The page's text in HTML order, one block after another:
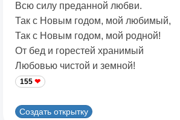
Всю силу преданной любви.
Так с Новым годом, мой любимый,
Так с Новым годом, мой родной!
От бед и горестей хранимый
Любовью чистой и земной!
155
Создать открытку